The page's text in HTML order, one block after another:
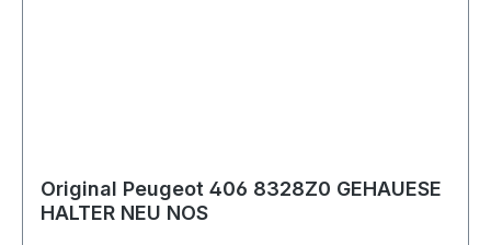
Original Peugeot 406 8328Z0 GEHAUESE
HALTER NEU NOS